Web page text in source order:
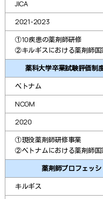
JICA
2021-2023
①10疾患の薬剤師研修
②キルギスにおける薬剤師国
薬科大学卒業試験評価制
ベトナム
NCGM
2020
①現役薬剤師研修事業
②ベトナムにおける薬剤師国
薬剤師プロフェッ
キルギス